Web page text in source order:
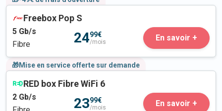
Freebox Pop S
5 Gb/s
Fibre
2499€
/mois En savoir +
🎁Mise en service offerte sur demande
RED box Fibre WiFi 6
2 Gb/s
2399€
/mois En savoir +